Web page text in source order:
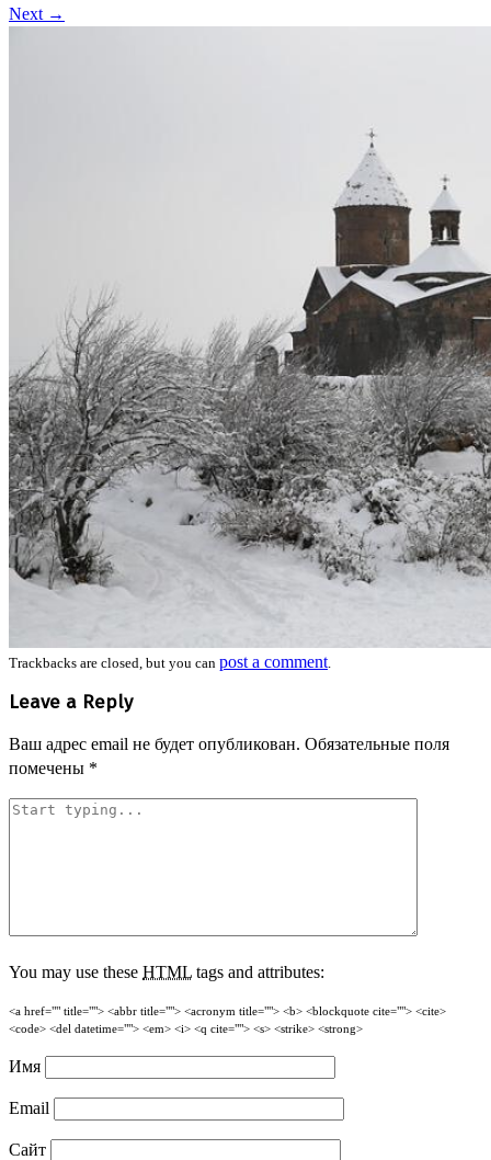
Next →
Trackbacks are closed, but you can post a comment.
Leave a Reply
Ваш адрес email не будет опубликован. Обязательные поля
помечены *
You may use these HTML tags and attributes:
<a href="" title=""> <abbr title=""> <acronym title=""> <b> <blockquote cite=""> <cite>
<code> <del datetime=""> <em> <i> <q cite=""> <s> <strike> <strong>
Имя
Email
Сайт